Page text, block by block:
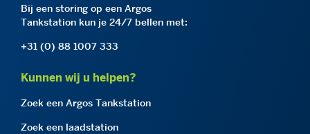
Bij een storing op een Argos
Tankstation kun je 24/7 bellen met:
+31 (0) 88 1007 333
Kunnen wij u helpen?
Zoek een Argos Tankstation
Zoek een laadstation